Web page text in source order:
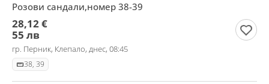
Розови сандали,номер 38-39
28,12 €
55 лв
гр. Перник, Клепало, днес, 08:45
38, 39